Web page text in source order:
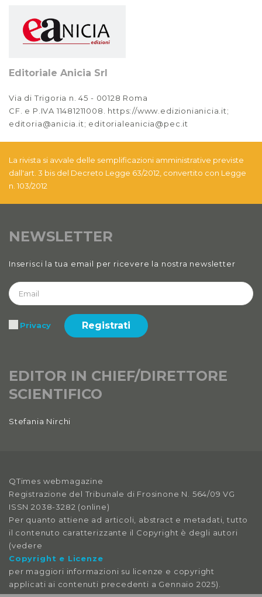
Editoriale Anicia Srl
Via di Trigoria n. 45 - 00128 Roma
CF. e P.IVA 11481211008. https://www.edizionianicia.it;
editoria@anicia.it; editorialeanicia@pec.it
La rivista si avvale delle semplificazioni amministrative previste
dall'art. 3 bis del Decreto Legge 63/2012, convertito con Legge
n. 103/2012
NEWSLETTER
Inserisci la tua email per ricevere la nostra newsletter
Privacy Registrati
EDITOR IN CHIEF/DIRETTORE
SCIENTIFICO
Stefania Nirchi
QTimes webmagazine
Registrazione del Tribunale di Frosinone N. 564/09 VG
ISSN 2038-3282 (online)
Per quanto attiene ad articoli, abstract e metadati, tutto
il contenuto caratterizzante il Copyright è degli autori
(vedere
Copyright e Licenze
per maggiori informazioni su licenze e copyright
applicati ai contenuti precedenti a Gennaio 2025).